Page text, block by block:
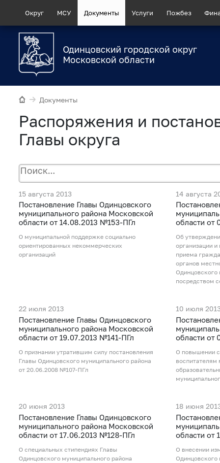
Округ МСУ Документы Услуги Пожбез
Одинцовский городской округ
Московской области
Документы
Распоряжения и
Главы округа
15 августа 2013
Постановление Главы Одинцовского
муниципального района Московской
области от 14.08.2013 №153-ПГл
О муниципальной поддержке социально
ориентированных некоммерческих
организаций
14 августа
области от
Об
организации и
приема
органов
Одинцовского
посредством
22 июля 2013
Постановление Главы Одинцовского
муниципального района Московской
области от 19.07.2013 №141-ПГл
О признании утратившим силу постановления
Главы Одинцовского муниципального района
от 20.06.2008 №107-ПГл
10 июля
области от
О повышении
20 июня 2013
Постановление Главы Одинцовского
муниципального района Московской
области от 17.06.2013 №128-ПГл
О специальных стипендиях Главы
Одинцовского муниципального района
18 июня
области от
О внесении
Одинцовского